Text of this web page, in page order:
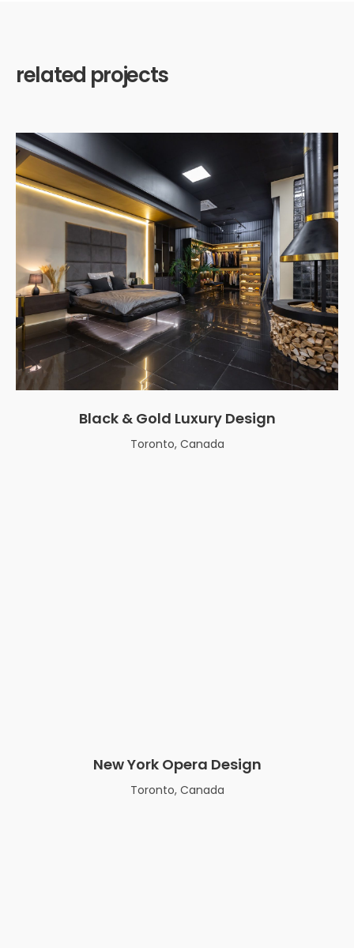
related projects
Black & Gold Luxury Design
Toronto, Canada
New York Opera Design
Toronto, Canada